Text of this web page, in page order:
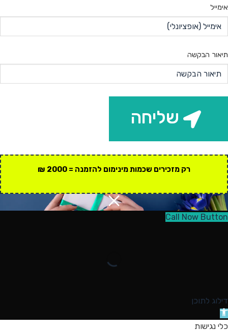
אימייל
תיאור הבקשה
שליחה
רק מזכירים שכמות מינימום להזמנה = 2000 ₪
Call Now Button
דילוג לתוכן
פתח
סרגל
כלי נגישות